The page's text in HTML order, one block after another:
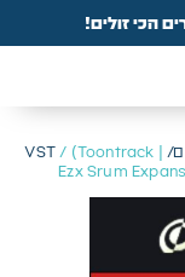
הכי זולים!
/ (Toontrack |
Ezx Srum